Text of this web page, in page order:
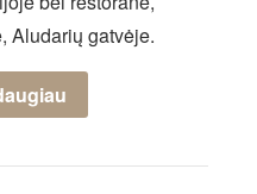
Aludarių gatvėje.